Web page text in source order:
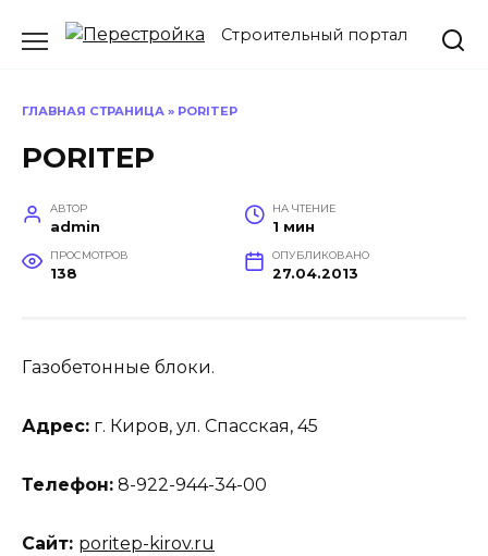
Строительный портал
ГЛАВНАЯ СТРАНИЦА » PORITEP
PORITEP
АВТОР
admin
НА ЧТЕНИЕ
1 мин
ПРОСМОТРОВ
138
ОПУБЛИКОВАНО
27.04.2013
Газобетонные блоки.
Адрес: г. Киров, ул. Спасская, 45
Телефон: 8-922-944-34-00
Сайт: poritep-kirov.ru